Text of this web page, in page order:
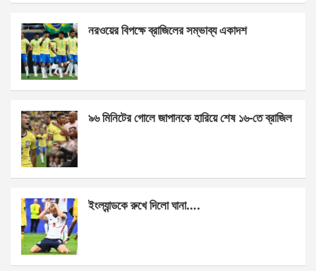
b
o
o
k
n
g
er
s
p
e
নরওয়ের বিপক্ষে ব্রাজিলের সম্ভাব্য একাদশ
৯৬ মিনিটের গোলে জাপানকে হারিয়ে শেষ ১৬-তে ব্রাজিল
ইংল্যান্ডকে রুখে দিলো ঘানা….